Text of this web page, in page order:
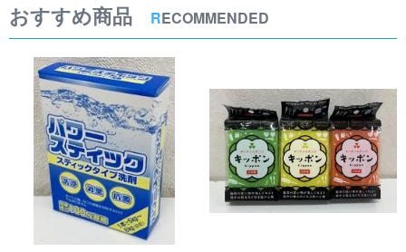
おすすめ商品 RECOMMENDED